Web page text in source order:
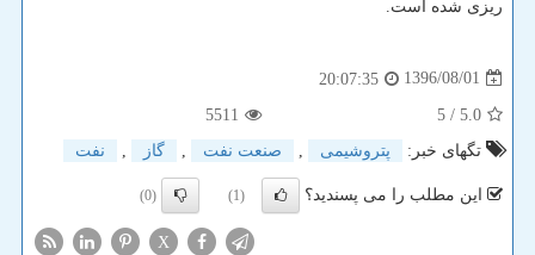
ریزی شده است.
1396/08/01
20:07:35
5.0
/ 5
5511
تگهای خبر:
پتروشیمی , صنعت نفت , گاز , نفت
این مطلب را می پسندید؟ (1)
(0)
X